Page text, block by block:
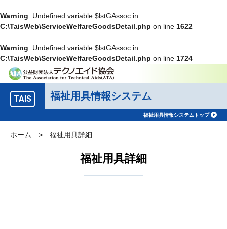
Warning: Undefined variable $lstGAssoc in
C:\TaisWeb\ServiceWelfareGoodsDetail.php on line 1622
Warning: Undefined variable $lstGAssoc in
C:\TaisWeb\ServiceWelfareGoodsDetail.php on line 1724
TAIS 福祉用具情報システム
福祉用具情報システムトップ
ホーム > 福祉用具詳細
福祉用具詳細